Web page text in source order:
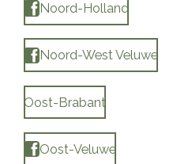
Noord-Holland
Noord-West Veluwe
Oost-Brabant
Oost-Veluwe